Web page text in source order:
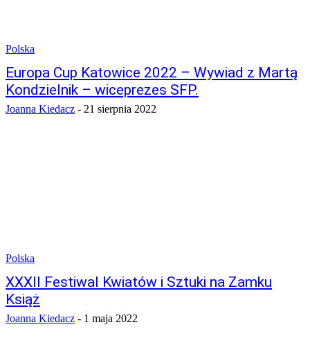
Polska
Europa Cup Katowice 2022 – Wywiad z Martą
Kondzielnik – wiceprezes SFP.
Joanna Kiedacz - 21 sierpnia 2022
Polska
XXXII Festiwal Kwiatów i Sztuki na Zamku
Książ
Joanna Kiedacz - 1 maja 2022